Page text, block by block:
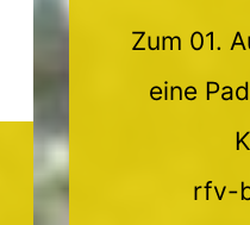
Zum 01.
eine
rfv-